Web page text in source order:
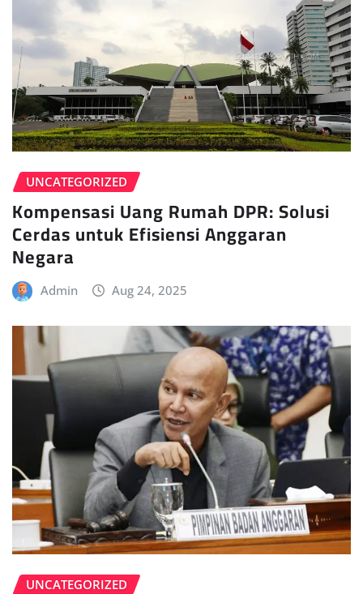
UNCATEGORIZED
Kompensasi Uang Rumah DPR: Solusi
Cerdas untuk Efisiensi Anggaran
Negara
Admin Aug 24, 2025
UNCATEGORIZED